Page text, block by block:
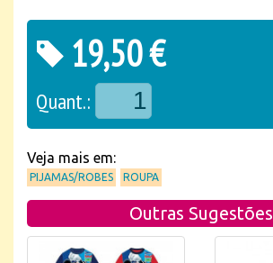
19,50 €
Quant.:
Veja mais em:
PIJAMAS/ROBES ROUPA
Outras Sugestões